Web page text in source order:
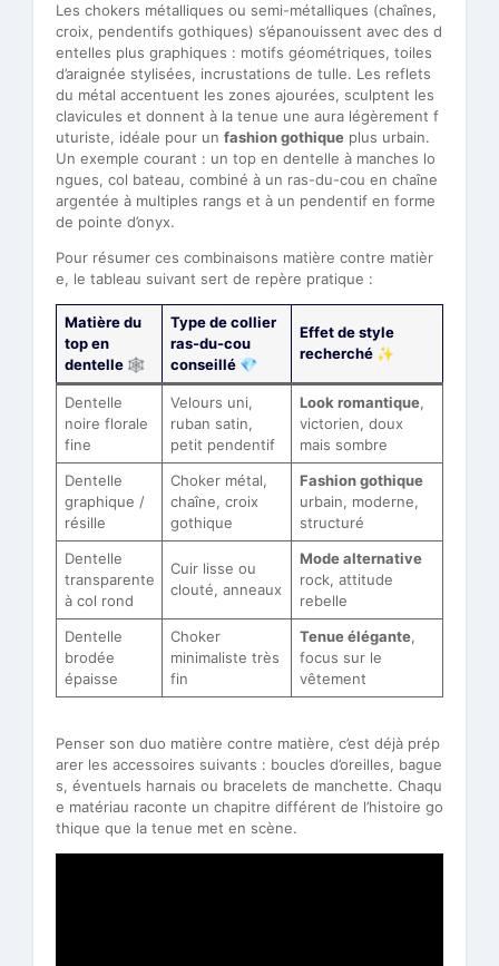
Les chokers métalliques ou semi-métalliques (chaînes,
croix, pendentifs gothiques) s’épanouissent avec des d
entelles plus graphiques : motifs géométriques, toiles
d’araignée stylisées, incrustations de tulle. Les reflets
du métal accentuent les zones ajourées, sculptent les
clavicules et donnent à la tenue une aura légèrement f
uturiste, idéale pour un fashion gothique plus urbain.
Un exemple courant : un top en dentelle à manches lo
ngues, col bateau, combiné à un ras-du-cou en chaîne
argentée à multiples rangs et à un pendentif en forme
de pointe d’onyx.
Pour résumer ces combinaisons matière contre matièr
e, le tableau suivant sert de repère pratique :
Matière du
top en
dentelle 🕸️
Type de collier
ras-du-cou
conseillé 💎
Effet de style
recherché ✨
Dentelle
noire florale
fine
Velours uni,
ruban satin,
petit pendentif
Look romantique,
victorien, doux
mais sombre
Dentelle
graphique /
résille
Choker métal,
chaîne, croix
gothique
Fashion gothique
urbain, moderne,
structuré
Dentelle
transparente
à col rond
Cuir lisse ou
clouté, anneaux
Mode alternative
rock, attitude
rebelle
Dentelle
brodée
épaisse
Choker
minimaliste très
fin
Tenue élégante,
focus sur le
vêtement
Penser son duo matière contre matière, c’est déjà prép
arer les accessoires suivants : boucles d’oreilles, bague
s, éventuels harnais ou bracelets de manchette. Chaqu
e matériau raconte un chapitre différent de l’histoire go
thique que la tenue met en scène.